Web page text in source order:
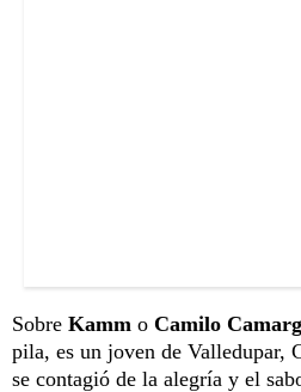
Sobre Kamm o Camilo
pila, es un joven de Valledupar,
se contagió de la alegría y el